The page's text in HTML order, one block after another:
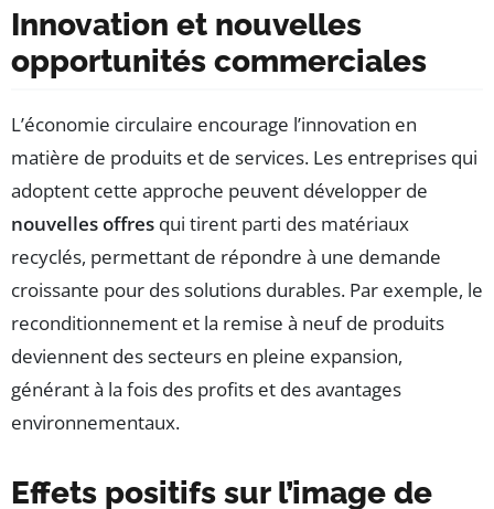
Innovation et nouvelles
opportunités commerciales
L’économie circulaire encourage l’innovation en
matière de produits et de services. Les entreprises qui
adoptent cette approche peuvent développer de
nouvelles offres qui tirent parti des matériaux
recyclés, permettant de répondre à une demande
croissante pour des solutions durables. Par exemple, le
reconditionnement et la remise à neuf de produits
deviennent des secteurs en pleine expansion,
générant à la fois des profits et des avantages
environnementaux.
Effets positifs sur l’image de